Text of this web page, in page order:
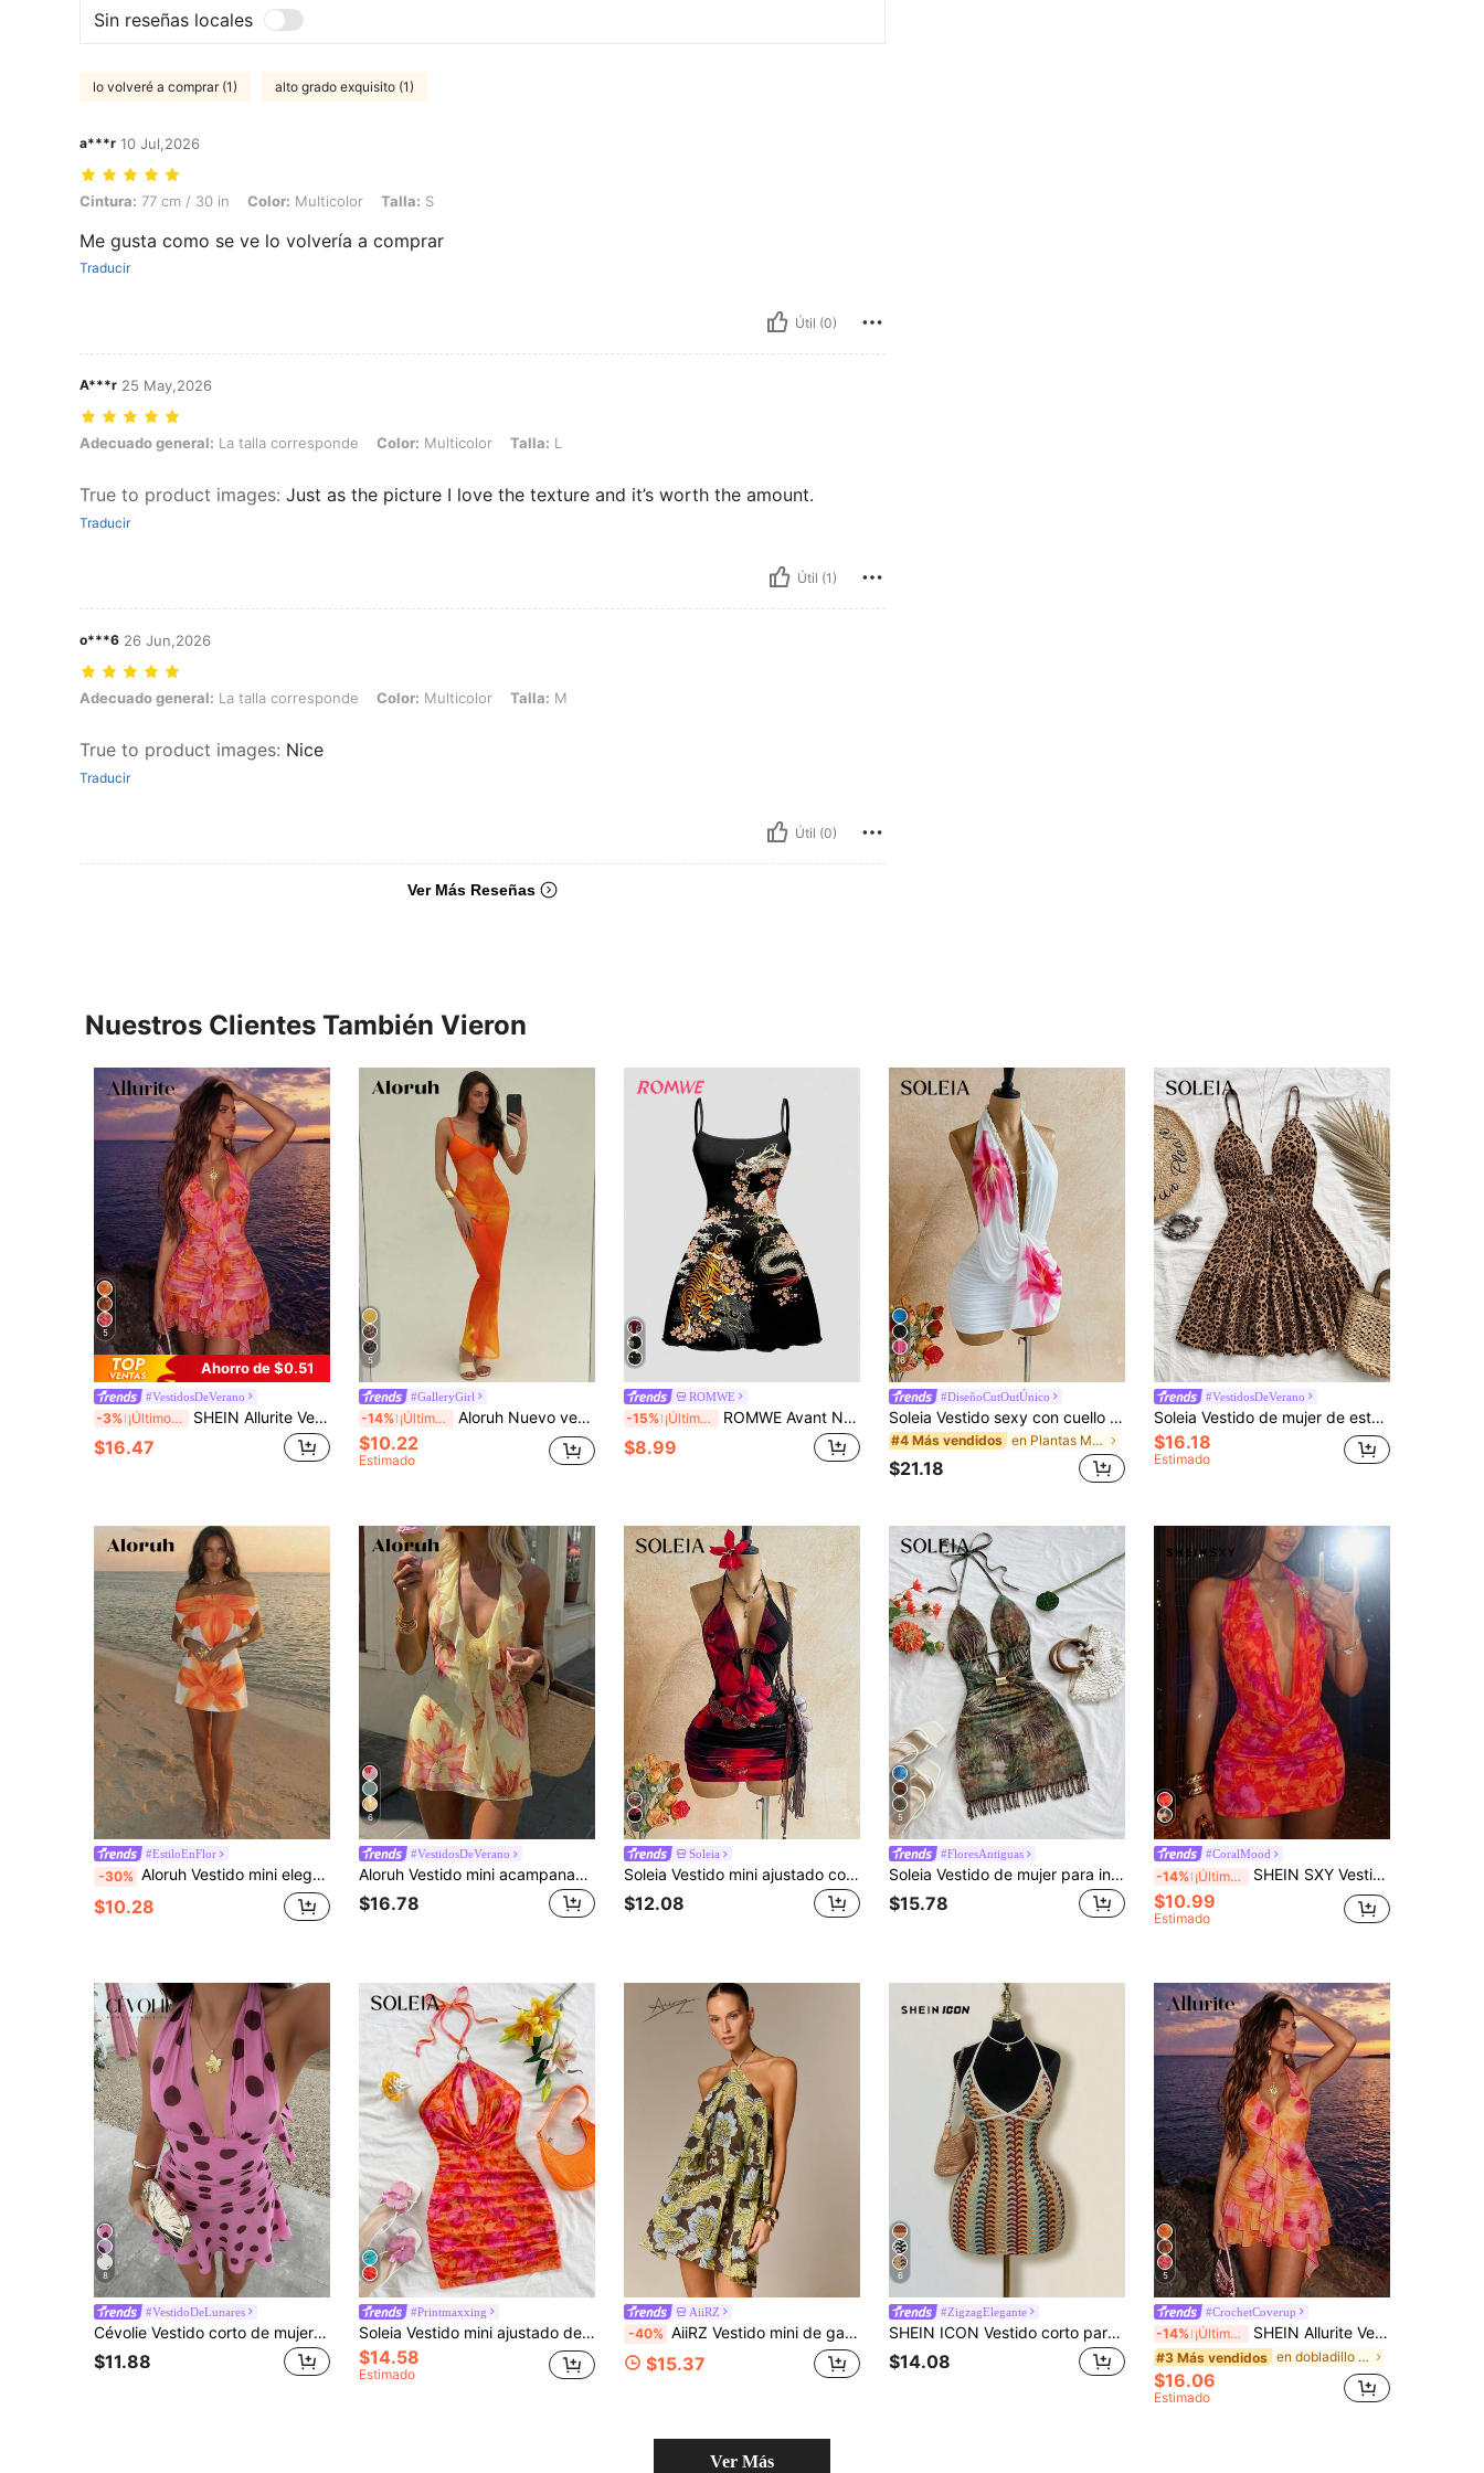
Sin reseñas locales
lo volveré a comprar (1) alto grado exquisito (1)
a***r 10 Jul,2026
Cintura: 77 cm / 30 in, Color: Multicolor, Talla: S
Cintura: 77 cm / 30 in Color: Multicolor Talla: S
Me gusta como se ve lo volvería a comprar
Traducir
Útil (0)
A***r 25 May,2026
Adecuado general: La talla corresponde, Color: Multicolor, Talla: L
Adecuado general: La talla corresponde Color: Multicolor Talla: L
True to product images: Just as the picture I love the texture and it’s worth the amount.
Traducir
Útil (1)
o***6 26 Jun,2026
Adecuado general: La talla corresponde, Color: Multicolor, Talla: M
Adecuado general: La talla corresponde Color: Multicolor Talla: M
True to product images: Nice
Traducir
Útil (0)
Ver Más Reseñas
Nuestros Clientes También Vieron
5
Ahorro de $0.51
#VestidosDeVerano
-3% ¡Últimos 3 días SHEIN Allurite Vestido corto elegante y sexy para mujer, escote en V para verano y vacaciones en la playa
$16.47
5
#GalleryGirl
-14% ¡Últimos 3 días Aloruh Nuevo vestido ajustado romántico con estampado floral Slim Fit ajustado de cola de sirena
$10.22
Estimado
ROMWE
-15% ¡Últimos 3 días ROMWE Avant Nuevo vestido mini con estampado floral de tigre oscuro y sakura de estilo chino sexy y todo sobre para mujeres
$8.99
16
#DiseñoCutOutÚnico
Soleia Vestido sexy con cuello en V profundo, fruncido y estampado floral con escote halter para vacaciones
#4 Más vendidos en Plantas Mini vestidos de mujer
$21.18
#VestidosDeVerano
Soleia Vestido de mujer de estampado floral con volantes en los bajos y cintura de leopardo para vacaciones
$16.18
Estimado
#EstiloEnFlor
-30% Aloruh Vestido mini elegante de mujer con estampado floral, hombros descubiertos, cintura ceñida, espalda descubierta y tirantes con lazo, vestido de vacaciones para mujer
$10.28
6
#VestidosDeVerano
Aloruh Vestido mini acampanado con volantes, escote en V profundo y estampado floral, nuevo para vacaciones de primavera/verano de la mujer. Vestido ajustado con estampado floral adecuado para vacaciones, citas, fiestas, playa
$16.78
Soleia
Soleia Vestido mini ajustado con espalda descubierta, cuello halter y cintura anudada, con estampado retro de teñido anudado, abstracto, leopardo y cebra, para mujer. Sexy atuendo de moda de verano para fiestas, citas, té de la tarde y vacaciones en la playa.
$12.08
5
#FloresAntiguas
Soleia Vestido de mujer para invitados a bodas en la playa, graduación o brunch, de estilo casual, elegante y bohemio tropical con decoración metálica, cuentas y flecos, sin espalda y con cuello halter, vestido corto
$15.78
#CoralMood
-14% ¡Últimos 3 días SHEIN SXY Vestido halter de espalda descubierta y escote bajo con estampado floral y decoración metálica, atuendo de fiesta de club de verano de los años 70 en rojo y naranja para mujer, vestido bohemio para vacaciones, cita nocturna y concierto
$10.99
Estimado
8
#VestidoDeLunares
Cévolie Vestido corto de mujer con escote en V profundo, estilo halter y lunares, estilo vacacional
$11.88
#Printmaxxing
Soleia Vestido mini ajustado de estilo boho sexy y de moda para mujer, con cuello profundo drapeado, decoración de hebilla metálica asimétrica, nudo de lazo halter y espalda descubierta, ideal para fiestas, citas, té de la tarde, playa, cruceros y verano.
$14.58
Estimado
AiiRZ
-40% AiiRZ Vestido mini de gasa estampado con volantes, cuello halter, espalda abierta, estilo floral barroco para fiesta de verano y vacaciones
$15.37
6
#ZigzagElegante
SHEIN ICON Vestido corto para la playa con cuello halter, espalda descubierta y escote en V profundo, confeccionado en tejido jacquard de punto con colores contrastantes y borde acanalado
$14.08
5
#CrochetCoverup
-14% ¡Últimos 3 días SHEIN Allurite Vestido corto elegante y sexy para mujer, verano, playa, vacaciones, cuello en V
#3 Más vendidos en dobladillo con volantes Vestidos De Mujer
$16.06
Estimado
Ver Más